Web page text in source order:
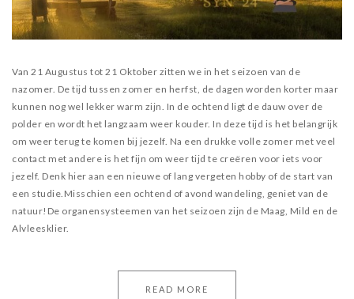
Van 21 Augustus tot 21 Oktober zitten we in het seizoen van de
nazomer. De tijd tussen zomer en herfst, de dagen worden korter maar
kunnen nog wel lekker warm zijn. In de ochtend ligt de dauw over de
polder en wordt het langzaam weer kouder. In deze tijd is het belangrijk
om weer terug te komen bij jezelf. Na een drukke volle zomer met veel
contact met andere is het fijn om weer tijd te creëren voor iets voor
jezelf. Denk hier aan een nieuwe of lang vergeten hobby of de start van
een studie.Misschien een ochtend of avond wandeling, geniet van de
natuur!De organensysteemen van het seizoen zijn de Maag, Mild en de
Alvleesklier.
READ MORE